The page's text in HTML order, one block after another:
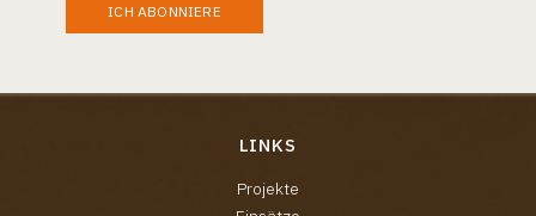
ICH ABONNIERE
LINKS
Projekte